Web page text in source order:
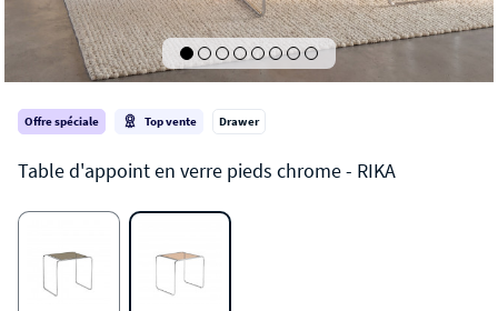
Offre spéciale Top vente Drawer
RIKA
Table d'appoint en verre pieds chrome